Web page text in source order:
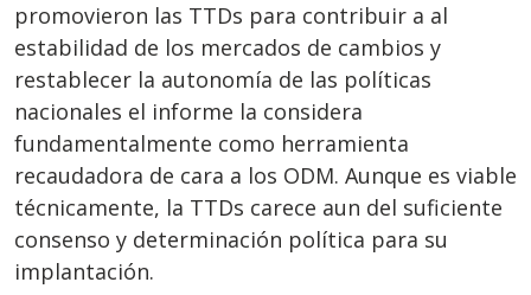
promovieron las TTDs para contribuir a al
estabilidad de los mercados de cambios y
restablecer la autonomía de las políticas
nacionales el informe la considera
fundamentalmente como herramienta
recaudadora de cara a los ODM. Aunque es viable
técnicamente, la TTDs carece aun del suficiente
consenso y determinación política para su
implantación.